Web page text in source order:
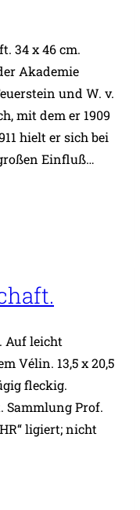
34 x 46 cm.
Akademie
und W. v.
mit dem er 1909
hielt er sich bei
Einfluß…
Auf leicht
Vélin. 13,5 x 20,5
fleckig.
Sammlung Prof.
ligiert; nicht